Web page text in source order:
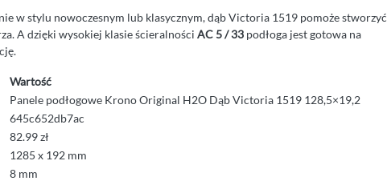
w stylu nowoczesnym lub klasycznym, dąb Victoria 1519 pomoże stworzyć
A dzięki wysokiej klasie ścieralności AC 5 / 33 podłoga jest gotowa na
Wartość
Panele podłogowe Krono Original H2O Dąb Victoria 1519 128,5×19,2
645c652db7ac
82.99 zł
1285 x 192 mm
8 mm